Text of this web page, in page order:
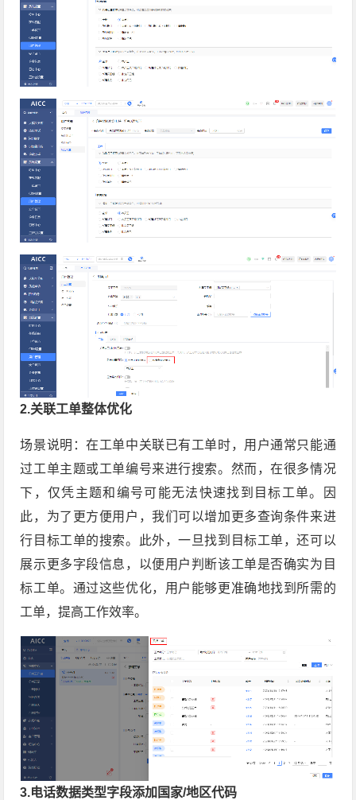
2.关联工单整体优化
场景说明：在工单中关联已有工单时，用户通常只能通
过工单主题或工单编号来进行搜索。然而，在很多情况
下，仅凭主题和编号可能无法快速找到目标工单。因
此，为了更方便用户，我们可以增加更多查询条件来进
行目标工单的搜索。此外，一旦找到目标工单，还可以
展示更多字段信息，以便用户判断该工单是否确实为目
标工单。通过这些优化，用户能够更准确地找到所需的
工单，提高工作效率。
3.电话数据类型字段添加国家/地区代码